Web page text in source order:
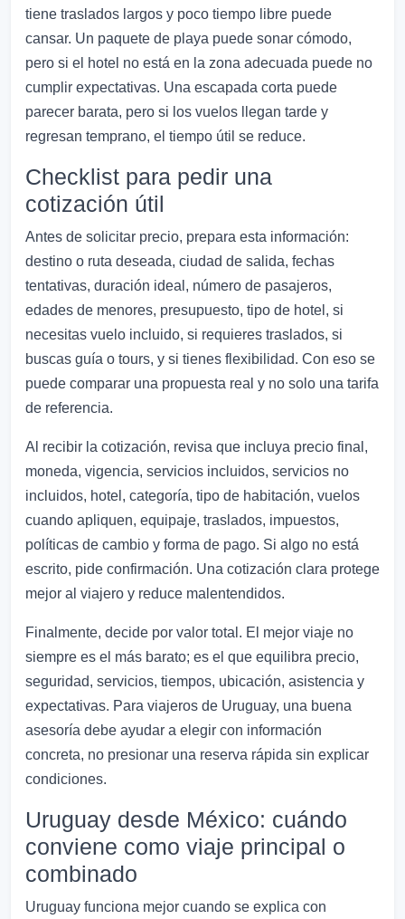
tiene traslados largos y poco tiempo libre puede
cansar. Un paquete de playa puede sonar cómodo,
pero si el hotel no está en la zona adecuada puede no
cumplir expectativas. Una escapada corta puede
parecer barata, pero si los vuelos llegan tarde y
regresan temprano, el tiempo útil se reduce.
Checklist para pedir una
cotización útil
Antes de solicitar precio, prepara esta información:
destino o ruta deseada, ciudad de salida, fechas
tentativas, duración ideal, número de pasajeros,
edades de menores, presupuesto, tipo de hotel, si
necesitas vuelo incluido, si requieres traslados, si
buscas guía o tours, y si tienes flexibilidad. Con eso se
puede comparar una propuesta real y no solo una tarifa
de referencia.
Al recibir la cotización, revisa que incluya precio final,
moneda, vigencia, servicios incluidos, servicios no
incluidos, hotel, categoría, tipo de habitación, vuelos
cuando apliquen, equipaje, traslados, impuestos,
políticas de cambio y forma de pago. Si algo no está
escrito, pide confirmación. Una cotización clara protege
mejor al viajero y reduce malentendidos.
Finalmente, decide por valor total. El mejor viaje no
siempre es el más barato; es el que equilibra precio,
seguridad, servicios, tiempos, ubicación, asistencia y
expectativas. Para viajeros de Uruguay, una buena
asesoría debe ayudar a elegir con información
concreta, no presionar una reserva rápida sin explicar
condiciones.
Uruguay desde México: cuándo
conviene como viaje principal o
combinado
Uruguay funciona mejor cuando se explica con